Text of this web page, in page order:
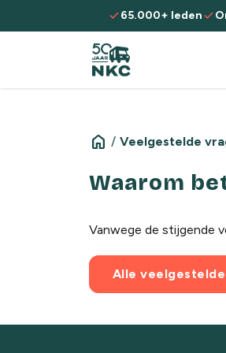
Spring naar de inhoud
check65.000+ ledencheck
home / Veelgestelde
Waarom
Vanwege de stijgende
Alle